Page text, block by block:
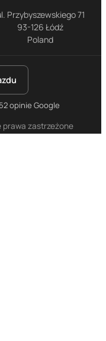
Przybyszewskiego 71
93-126 Łódź
Poland
zastrzeżone
opinie Google